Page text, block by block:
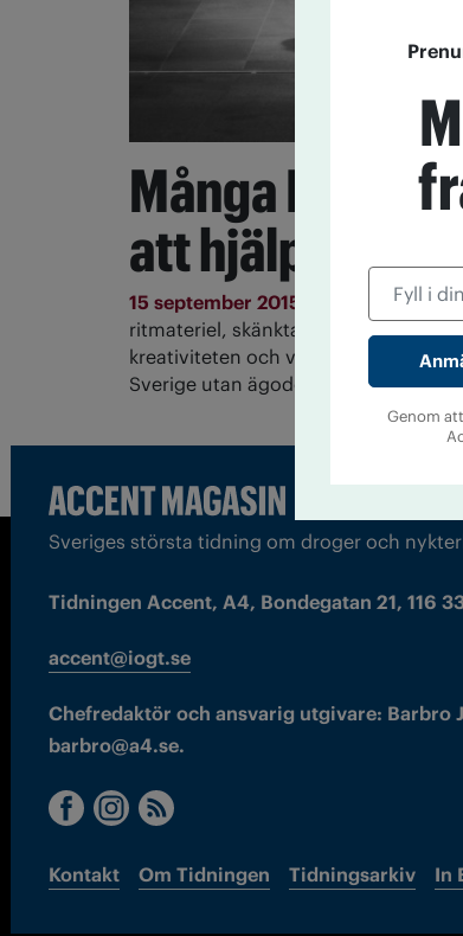
Många IOGT-
att hjälpa
15 september 2015
Packade
ritmateriel, skänkta pengar och
kreativiteten och viljan att hjälpa de
Sverige utan ägodelar.
Sveriges största tidning om droger och
Tidningen Accent, A4, Bondegatan 21, 116
accent@iogt.se
Chefredaktör och ansvarig utgivare: Barbro
barbro@a4.se.
Kontakt Om Tidningen Tidningsarkiv In
Genom